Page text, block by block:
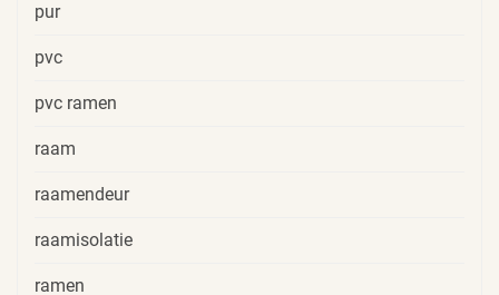
pur
pvc
pvc ramen
raam
raamendeur
raamisolatie
ramen